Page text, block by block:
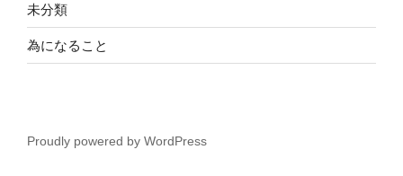
未分類
為になること
Proudly powered by WordPress